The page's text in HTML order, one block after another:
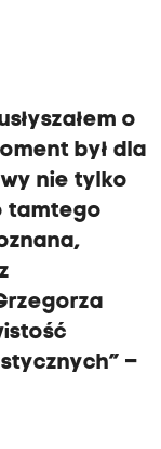
o
był dla
nie tylko
tamtego
–